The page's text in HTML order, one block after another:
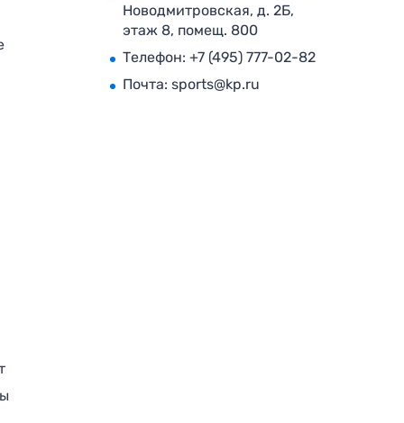
Новодмитровская, д. 2Б,
этаж 8, помещ. 800
Телефон: +7 (495) 777-02-82
Почта: sports@kp.ru